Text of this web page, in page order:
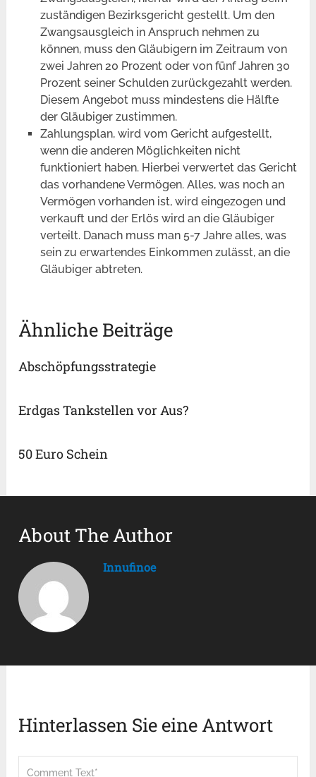
zuständigen Bezirksgericht gestellt. Um den
Zwangsausgleich in Anspruch nehmen zu
können, muss den Gläubigern im Zeitraum von
zwei Jahren 20 Prozent oder von fünf Jahren 30
Prozent seiner Schulden zurückgezahlt werden.
Diesem Angebot muss mindestens die Hälfte
der Gläubiger zustimmen.
Zahlungsplan, wird vom Gericht aufgestellt,
wenn die anderen Möglichkeiten nicht
funktioniert haben. Hierbei verwertet das Gericht
das vorhandene Vermögen. Alles, was noch an
Vermögen vorhanden ist, wird eingezogen und
verkauft und der Erlös wird an die Gläubiger
verteilt. Danach muss man 5-7 Jahre alles, was
sein zu erwartendes Einkommen zulässt, an die
Gläubiger abtreten.
Ähnliche Beiträge
Abschöpfungsstrategie
Erdgas Tankstellen vor Aus?
50 Euro Schein
About The Author
Innufinoe
Hinterlassen Sie eine Antwort